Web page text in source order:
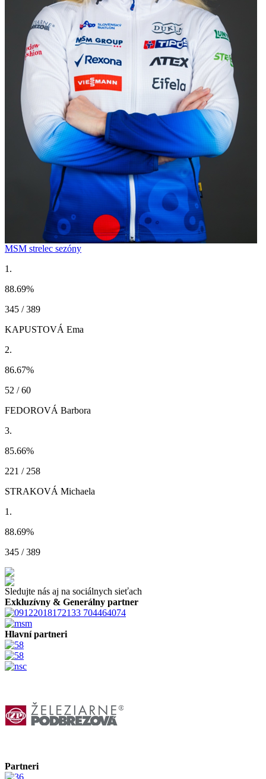
MSM strelec sezóny
1.
88.69%
345 / 389
KAPUSTOVÁ Ema
2.
86.67%
52 / 60
FEDOROVÁ Barbora
3.
85.66%
221 / 258
STRAKOVÁ Michaela
1.
88.69%
345 / 389
Sledujte nás aj na sociálnych sieťach
Exkluzívny & Generálny partner
Hlavní partneri
Partneri